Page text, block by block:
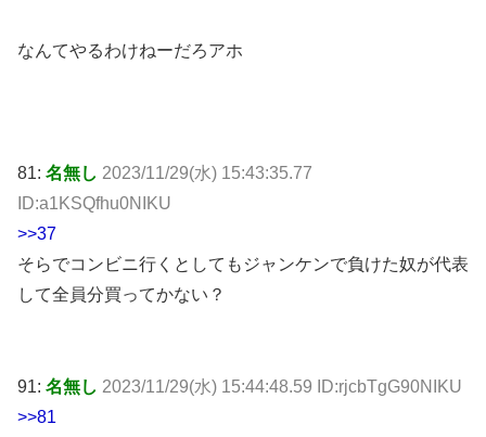
なんてやるわけねーだろアホ
81: 名無し 2023/11/29(水) 15:43:35.77
ID:a1KSQfhu0NIKU
>>37
そらでコンビニ行くとしてもジャンケンで負けた奴が代表
して全員分買ってかない？
91: 名無し 2023/11/29(水) 15:44:48.59 ID:rjcbTgG90NIKU
>>81